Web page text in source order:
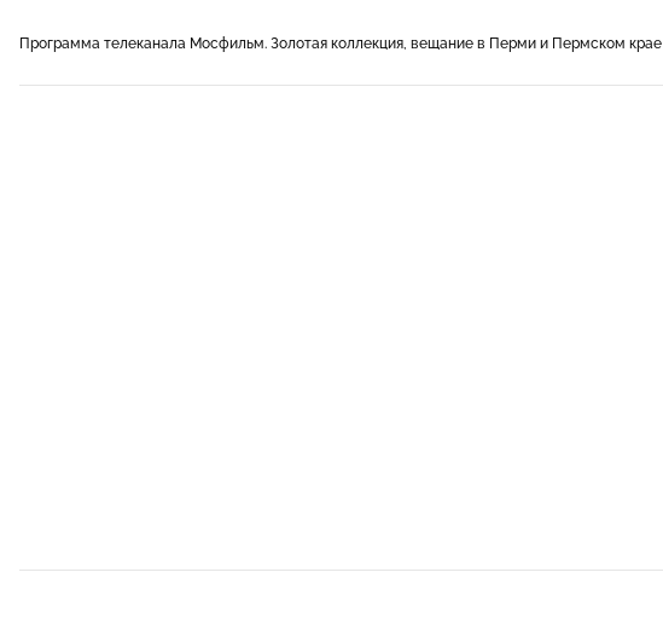
Программа телеканала Мосфильм. Золотая коллекция, вещание в Перми и Пермском крае